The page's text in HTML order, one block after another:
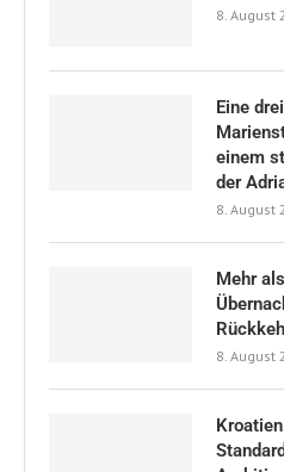
8. August
Eine
einem
der
8. August
Mehr
8. August